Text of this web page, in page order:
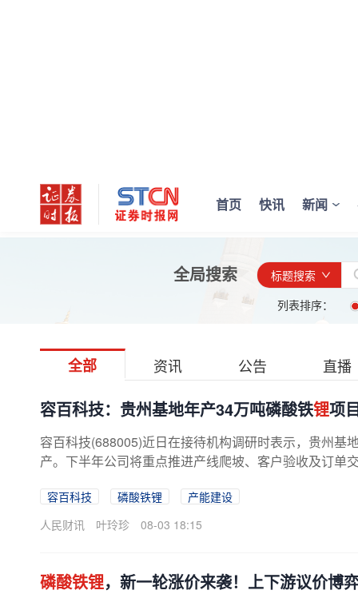
首页 快讯 新闻
全局搜索
标题搜索
列表排序：
全部 资讯 公告 直播
容百科技：贵州基地年产34万吨磷酸铁锂项
容百科技(688005)近日在接待机构调研时表示，贵州基
产。下半年公司将重点推进产线爬坡、客户验收及订单
容百科技 磷酸铁锂
产能建设
人民财讯
叶玲珍 08-03 18:15
磷酸铁锂，新一轮涨价来袭！上下游议价博